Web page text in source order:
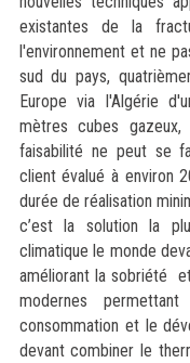
existantes de la
l'environnement et ne
sud du pays,
Europe via l'Algérie
mètres cubes
faisabilité ne peut se
client évalué à environ
durée de réalisation
c’est la solution la
climatique le monde
améliorant la sobriété
modernes
consommation et le
devant combiner le